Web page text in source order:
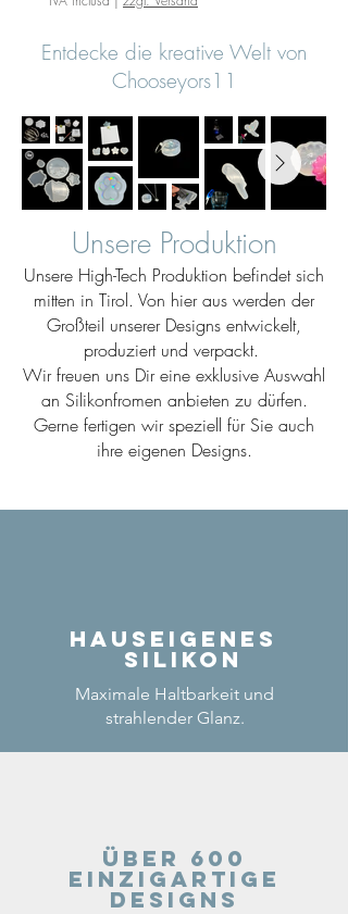
Entdecke die kreative Welt von
Chooseyors11
Unsere Produktion
Unsere High-Tech Produktion befindet sich
mitten in Tirol. Von hier aus werden der
Großteil unserer Designs entwickelt,
produziert und verpackt.
Wir freuen uns Dir eine exklusive Auswahl
an Silikonfromen anbieten zu dürfen.
Gerne fertigen wir speziell für Sie auch
ihre eigenen Designs.
Hauseigenes
Silikon
Maximale Haltbarkeit und
strahlender Glanz.
Über 600
einzigartige
Designs